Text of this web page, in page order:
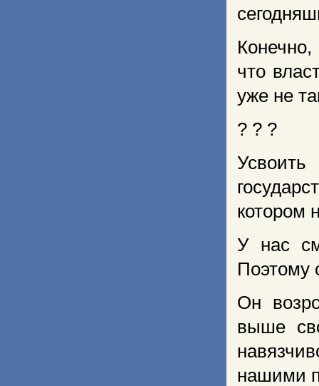
что
уже не
? ? ?
котором
У нас
Поэтому
Он
выше
нашими